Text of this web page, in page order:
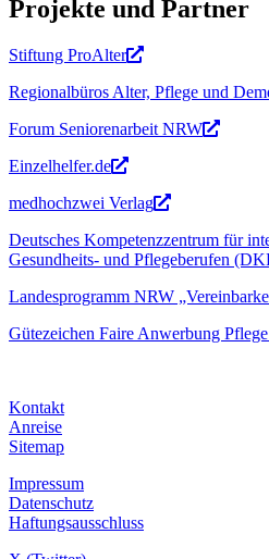
Projekte und Partner
Stiftung ProAlter
Regionalbüros Alter, Pflege und
Forum Seniorenarbeit NRW
Einzelhelfer.de
medhochzwei Verlag
Deutsches Kompetenzzentrum für
Gesundheits- und Pflegeberufen
Landesprogramm NRW
Gütezeichen Faire Anwerbung
Kontakt
Anreise
Sitemap
Impressum
Datenschutz
Haftungsausschluss